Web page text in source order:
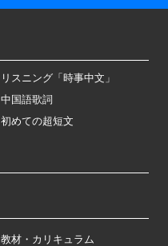
リスニング「時事中文」
中国語歌詞
初めての超短文
教材・カリキュラム